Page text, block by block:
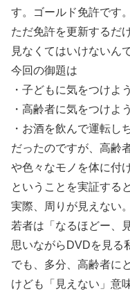
す。ゴールド免許です。
ただ免許を更新するだ
見なくてはいけないん
今回の御題は
・子どもに気をつけよう
・高齢者に気をつけよう
・お酒を飲んで運転し
だったのですが、高齢
や色々なモノを体に付
ということを実証する
実際、周りが見えない。
若者は「なるほどー、
思いながらDVDを見る
でも、多分、高齢者に
けども「見えない」意